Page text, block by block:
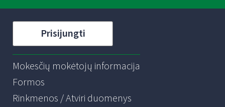
Prisijungti
Mokesčių mokėtojų informacija
Formos
Rinkmenos / Atviri duomenys